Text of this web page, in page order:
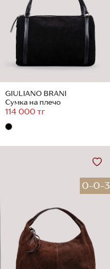
GIULIANO BRANI
Сумка на плечо
114 000 тг
0-0-3